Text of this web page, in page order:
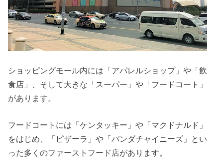
ショッピングモール内には「アパレルショップ」や「飲
食店」、そして大きな「スーパー」や「フードコート」
があります。
フードコートには「ケンタッキー」や「マクドナルド」
をはじめ、「ピザーラ」や「パンダチャイニーズ」とい
った多くのファーストフード店があります。